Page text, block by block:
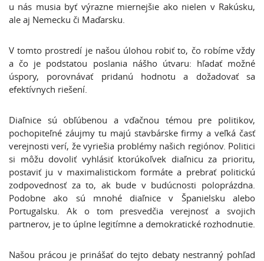
u nás musia byť výrazne miernejšie ako nielen v Rakúsku,
ale aj Nemecku či Maďarsku.
V tomto prostredí je našou úlohou robiť to, čo robíme vždy
a čo je podstatou poslania nášho útvaru: hľadať možné
úspory, porovnávať pridanú hodnotu a dožadovať sa
efektívnych riešení.
Diaľnice sú obľúbenou a vďačnou témou pre politikov,
pochopiteľné záujmy tu majú stavbárske firmy a veľká časť
verejnosti verí, že vyriešia problémy našich regiónov. Politici
si môžu dovoliť vyhlásiť ktorúkoľvek diaľnicu za prioritu,
postaviť ju v maximalistickom formáte a prebrať politickú
zodpovednosť za to, ak bude v budúcnosti poloprázdna.
Podobne ako sú mnohé diaľnice v Španielsku alebo
Portugalsku. Ak o tom presvedčia verejnosť a svojich
partnerov, je to úplne legitímne a demokratické rozhodnutie.
Našou prácou je prinášať do tejto debaty nestranný pohľad